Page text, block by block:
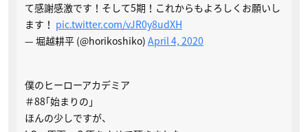
て感謝感激です！そして5期！これからもよろしくお願いし
ます！ pic.twitter.com/vJR0y8udXH
— 堀越耕平 (@horikoshiko) April 4, 2020
僕のヒーローアカデミア
＃88｢始まりの｣
ほんの少しですが、